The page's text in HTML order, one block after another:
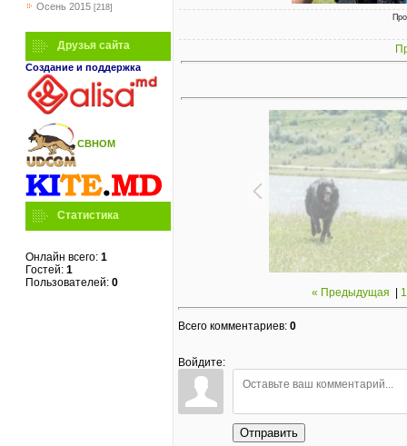
Осень 2015 [218]
Друзья сайта
Создание и поддержка
СВНОМ
Статистика
Онлайн всего: 1
Гостей: 1
Пользователей: 0
« Предыдущая
Всего комментариев: 0
Войдите:
Отправить